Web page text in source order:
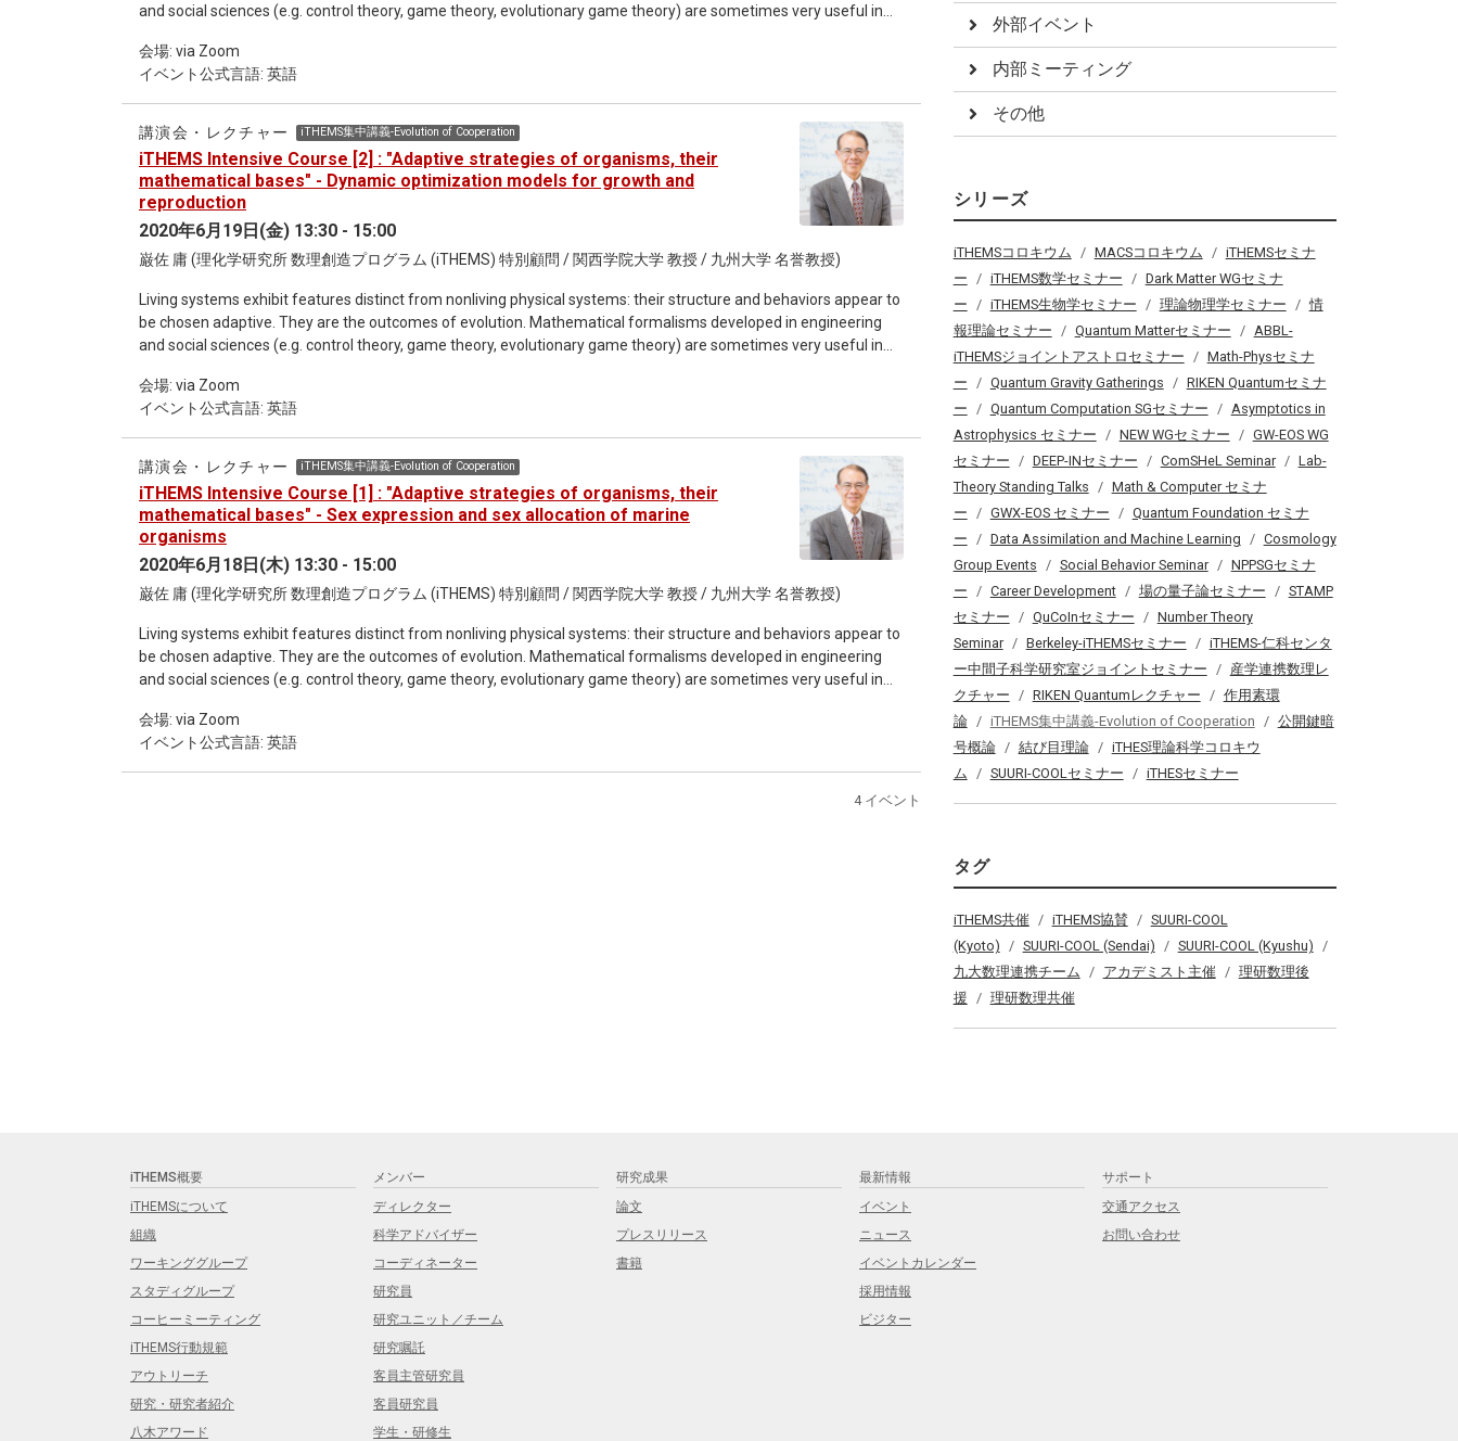
and social sciences (e.g. control theory, game theory, evolutionary game theory) are sometimes very useful in
会場: via Zoom
イベント公式言語: 英語
講演会・レクチャー iTHEMS集中講義-Evolution of Cooperation
iTHEMS Intensive Course [2] : "Adaptive strategies of organisms, their
mathematical bases" - Dynamic optimization models for growth and
reproduction
2020年6月19日(金) 13:30 - 15:00
巌佐 庸 (理化学研究所 数理創造プログラム (iTHEMS) 特別顧問 / 関西学院大学 教授 / 九州大学 名誉教授)
Living systems exhibit features distinct from nonliving physical systems: their structure and behaviors appear to
be chosen adaptive. They are the outcomes of evolution. Mathematical formalisms developed in engineering
and social sciences (e.g. control theory, game theory, evolutionary game theory) are sometimes very useful in
会場: via Zoom
イベント公式言語: 英語
講演会・レクチャー iTHEMS集中講義-Evolution of Cooperation
iTHEMS Intensive Course [1] : "Adaptive strategies of organisms, their
mathematical bases" - Sex expression and sex allocation of marine
organisms
2020年6月18日(木) 13:30 - 15:00
巌佐 庸 (理化学研究所 数理創造プログラム (iTHEMS) 特別顧問 / 関西学院大学 教授 / 九州大学 名誉教授)
Living systems exhibit features distinct from nonliving physical systems: their structure and behaviors appear to
be chosen adaptive. They are the outcomes of evolution. Mathematical formalisms developed in engineering
and social sciences (e.g. control theory, game theory, evolutionary game theory) are sometimes very useful in
会場: via Zoom
イベント公式言語: 英語
4 イベント
外部イベント
内部ミーティング
その他
シリーズ
iTHEMSコロキウム MACSコロキウム
iTHEMSセミナ
ー
iTHEMS数学セミナー
Dark Matter WGセミナ
ー
iTHEMS生物学セミナー 理論物理学セミナー
情
報理論セミナー
Quantum Matterセミナー
ABBL-
iTHEMSジョイントアストロセミナー
Math-Physセミナ
ー
Quantum Gravity Gatherings
RIKEN Quantumセミナ
ー
Quantum Computation SGセミナー
Asymptotics in
Astrophysics セミナー
NEW WGセミナー
GW-EOS WG
セミナー
DEEP-INセミナー ComSHeL Seminar
Lab-
Theory Standing Talks
Math & Computer セミナ
ー
GWX-EOS セミナー
Quantum Foundation セミナ
ー
Data Assimilation and Machine Learning
Cosmology
Group Events
Social Behavior Seminar
NPPSGセミナ
ー
Career Development 場の量子論セミナー
STAMP
セミナー
QuCoInセミナー
Number Theory
Seminar
Berkeley-iTHEMSセミナー
iTHEMS-仁科センタ
ー中間子科学研究室ジョイントセミナー
産学連携数理レ
クチャー
RIKEN Quantumレクチャー
作用素環
論
iTHEMS集中講義-Evolution of Cooperation
公開鍵暗
号概論
結び目理論
iTHES理論科学コロキウ
ム
SUURI-COOLセミナー iTHESセミナー
タグ
iTHEMS共催 iTHEMS協賛
SUURI-COOL
(Kyoto)
SUURI-COOL (Sendai)
SUURI-COOL (Kyushu)
九大数理連携チーム
アカデミスト主催
理研数理後
援
理研数理共催
iTHEMS概要
iTHEMSについて
組織
ワーキンググループ
スタディグループ
コーヒーミーティング
iTHEMS行動規範
アウトリーチ
研究・研究者紹介
八木アワード
メンバー
ディレクター
科学アドバイザー
コーディネーター
研究員
研究ユニット／チーム
研究嘱託
客員主管研究員
客員研究員
学生・研修生
研究成果
論文
プレスリリース
書籍
最新情報
イベント
ニュース
イベントカレンダー
採用情報
ビジター
サポート
交通アクセス
お問い合わせ